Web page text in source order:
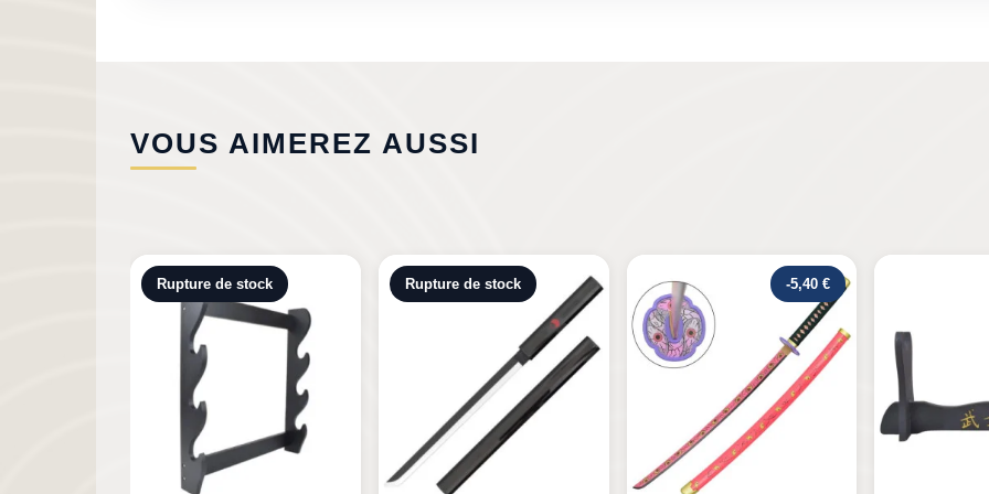
VOUS AIMEREZ AUSSI
Rupture de stock -5,40 €